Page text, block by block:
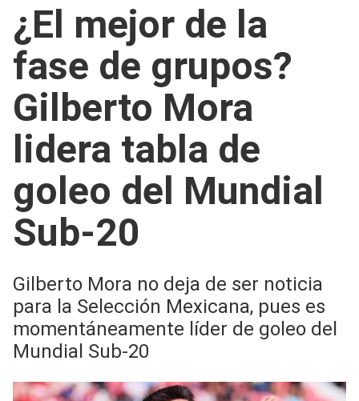
¿El mejor de la
fase de grupos?
Gilberto Mora
lidera tabla de
goleo del Mundial
Sub-20
Gilberto Mora no deja de ser noticia
para la Selección Mexicana, pues es
momentáneamente líder de goleo del
Mundial Sub-20